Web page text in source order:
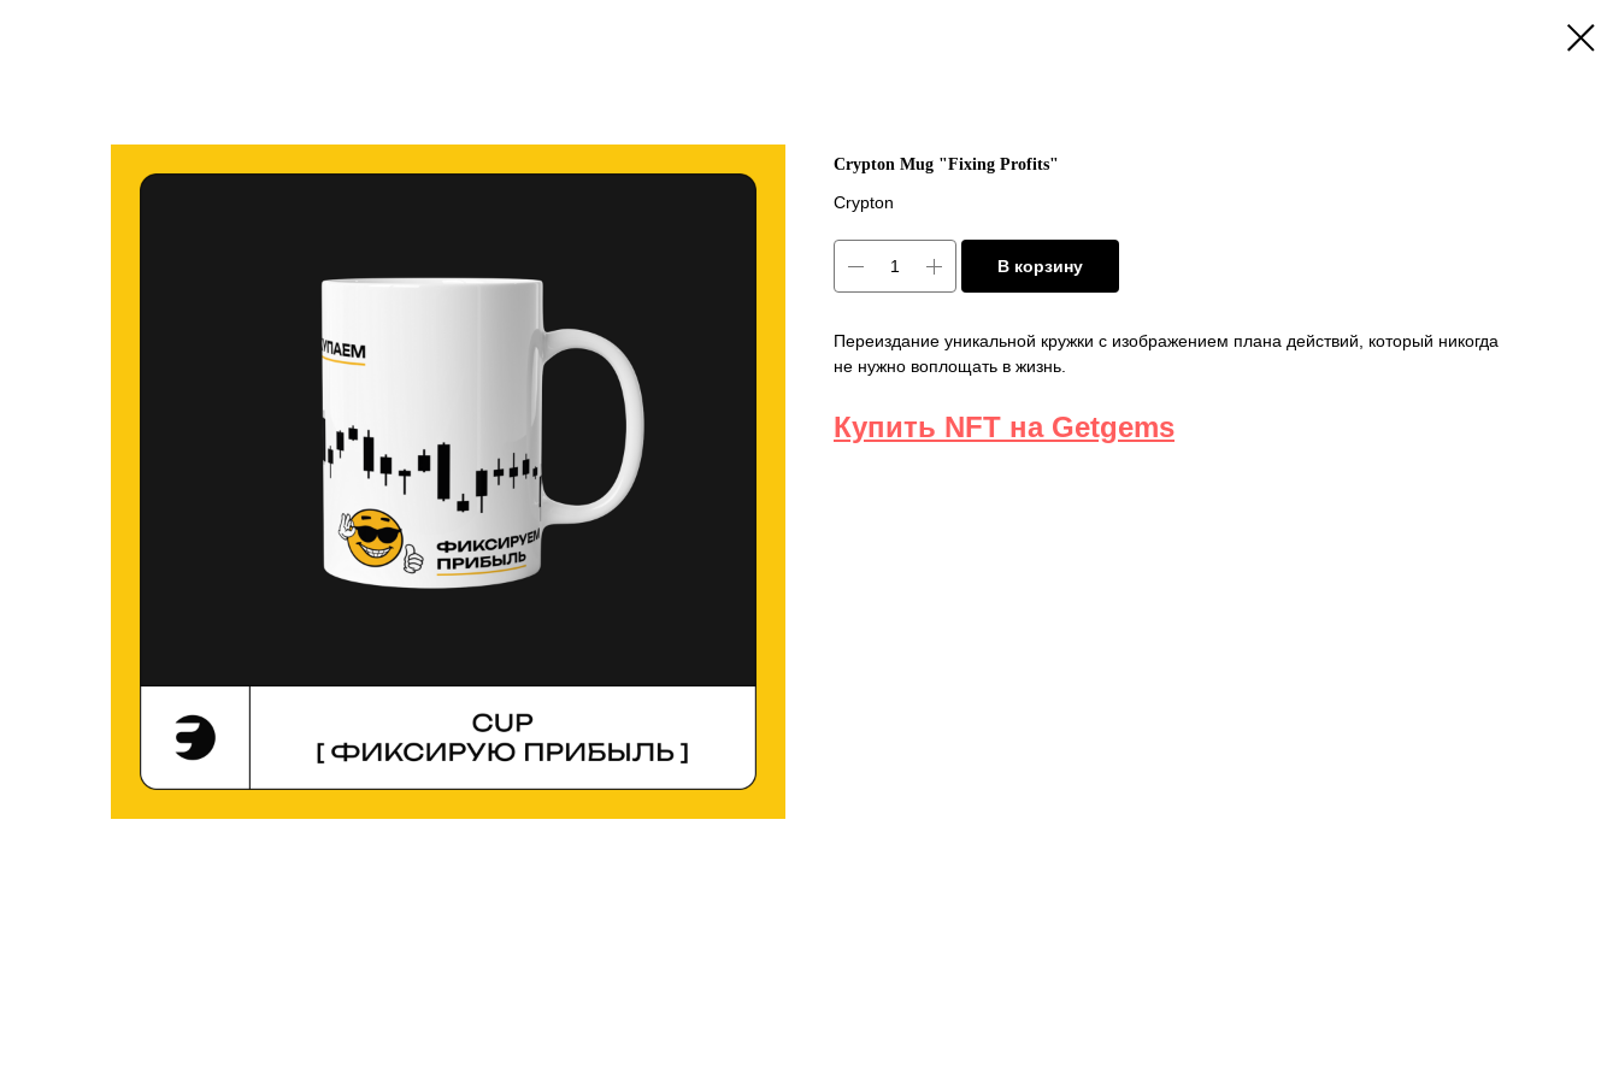
Crypton Mug "Fixing Profits"
Crypton
В корзину
Переиздание уникальной кружки с изображением плана действий, который никогда
не нужно воплощать в жизнь.
Купить NFT на Getgems